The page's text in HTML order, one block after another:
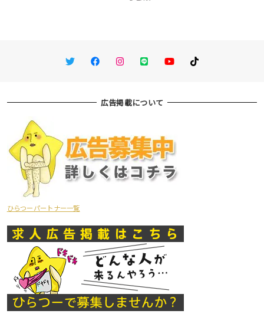
TwitterFacebookInstagram
LINE You TubeTikTok
広告掲載について
ひらつーパートナー一覧